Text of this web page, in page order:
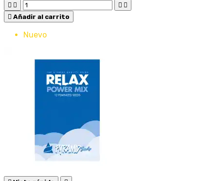
   
 Añadir al carrito
Nuevo